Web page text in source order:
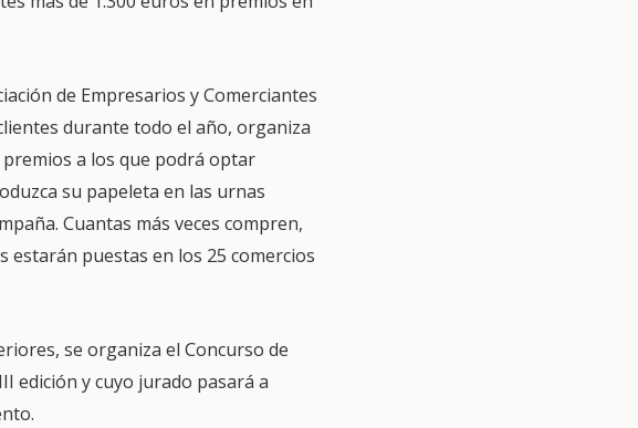
de Empresarios y Comerciantes
durante todo el año, organiza
a los que podrá optar
su papeleta en las urnas
Cuantas más veces compren,
puestas en los 25 comercios
se organiza el Concurso de
edición y cuyo jurado pasará a